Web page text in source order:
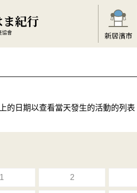
紀行
協會 新居濱市
的日期以查看當天發生的活動的列表
1 2